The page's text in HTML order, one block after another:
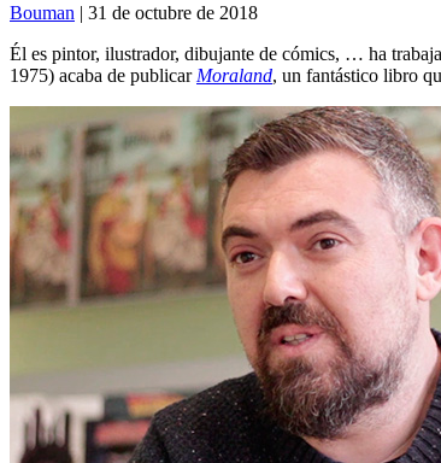
Bouman | 31 de octubre de 2018
Él es pintor, ilustrador, dibujante de cómics, … ha
1975) acaba de publicar Moraland, un fantástico libro